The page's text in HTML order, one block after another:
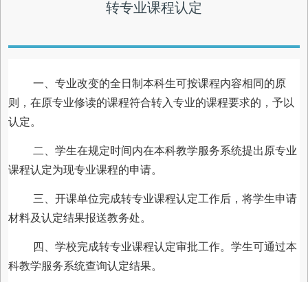
转专业课程认定
一、专业改变的全日制本科生可按课程内容相同的原
则，在原专业修读的课程符合转入专业的课程要求的，予以
认定。
二、学生在规定时间内在本科教学服务系统提出原专业
课程认定为现专业课程的申请。
三、开课单位完成转专业课程认定工作后，将学生申请
材料及认定结果报送教务处。
四、学校完成转专业课程认定审批工作。学生可通过本
科教学服务系统查询认定结果。